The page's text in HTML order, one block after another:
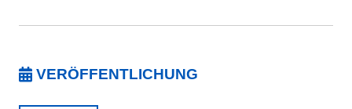
VERÖFFENTLICHUNG